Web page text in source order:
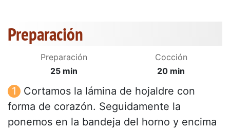
Preparación
Preparación
25 min
Cocción
20 min
Cortamos la lámina de hojaldre con
forma de corazón. Seguidamente la
ponemos en la bandeja del horno y encima